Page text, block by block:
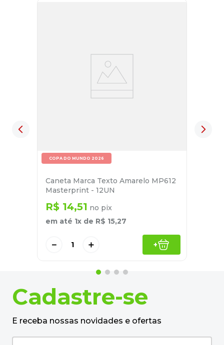
COPA DO MUNDO 2026
Caneta Marca Texto Amarelo MP612
Masterprint - 12UN
R$ 14,51 no pix
em até 1x de R$ 15,27
＋
－ +
Cadastre-se
E receba nossas novidades e ofertas